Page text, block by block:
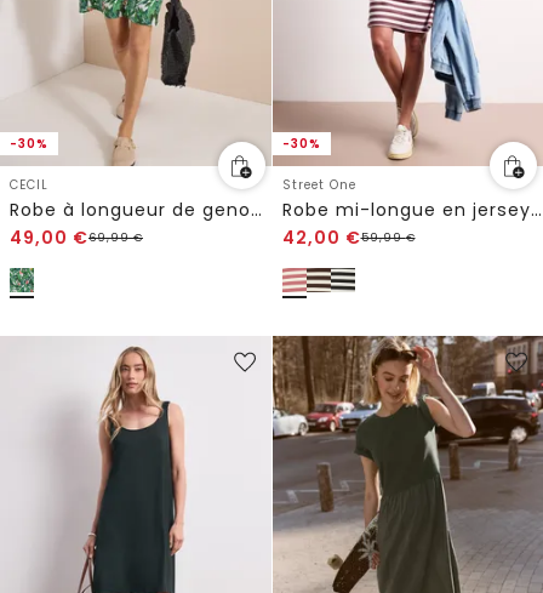
-30%
CECIL
Robe à longueur de genou avec motif floral
49,00 €69,99€
-30%
Street One
Robe mi-longue en jersey rayé
42,00 €59,99€